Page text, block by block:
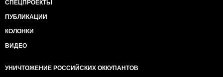
СПЕЦПРОЕКТЫ
ПУБЛИКАЦИИ
КОЛОНКИ
ВИДЕО
УНИЧТОЖЕНИЕ РОССИЙСКИХ ОККУПАНТОВ